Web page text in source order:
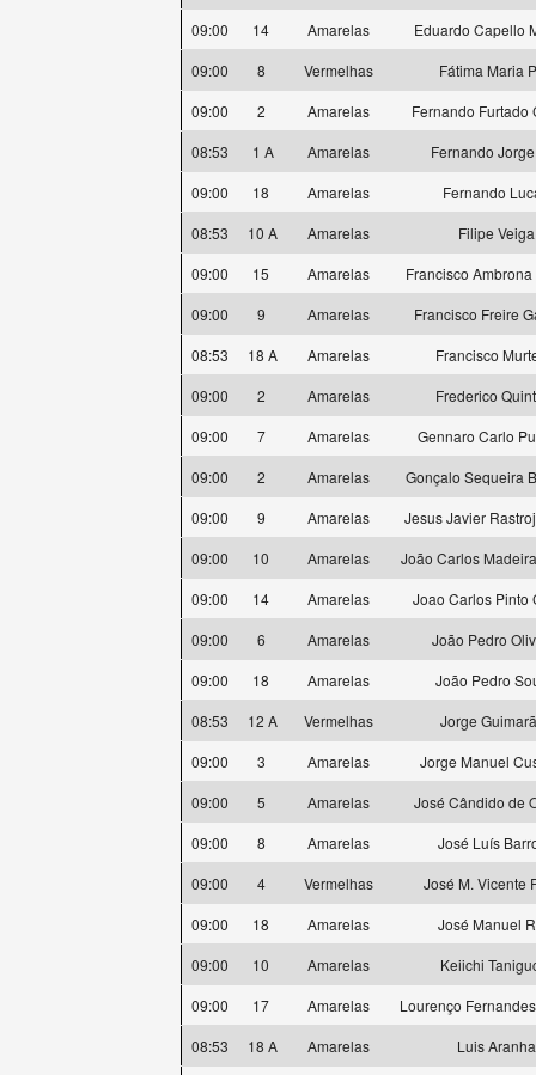
09:00
14 Amarelas
Eduardo Capello
09:00
8 Vermelhas
Fátima Maria
09:00
2 Amarelas
Fernando Furtado
08:53
1 A Amarelas
Fernando
09:00
18 Amarelas
Fernando
08:53
10 A Amarelas
Filipe Veiga
09:00
15 Amarelas
Francisco
09:00
9 Amarelas
Francisco Freire
08:53
18 A Amarelas
Francisco
09:00
2 Amarelas
Frederico
09:00
7 Amarelas
Gennaro Carlo
09:00
2 Amarelas
Gonçalo Sequeira
09:00
9 Amarelas
Jesus Javier
09:00
10 Amarelas
João Carlos
09:00
14 Amarelas
Joao Carlos Pinto
09:00
6 Amarelas
João Pedro
09:00
18 Amarelas
João Pedro
08:53
12 A Vermelhas
Jorge
09:00
3 Amarelas
Jorge Manuel
09:00
5 Amarelas
José Cândido de
09:00
8 Amarelas
José Luís
09:00
4 Vermelhas
José M. Vicente
09:00
18 Amarelas
José Manuel
09:00
10 Amarelas
Keiichi
09:00
17 Amarelas
Lourenço
08:53
18 A Amarelas
Luis Aranha